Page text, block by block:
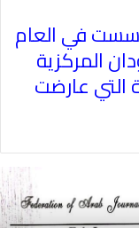
في العام
المركزية
التي عارضت